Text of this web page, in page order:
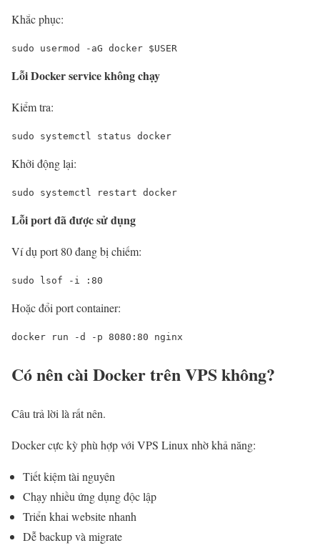
Khắc phục:
sudo usermod -aG docker $USER
Lỗi Docker service không chạy
Kiểm tra:
sudo systemctl status docker
Khởi động lại:
sudo systemctl restart docker
Lỗi port đã được sử dụng
Ví dụ port 80 đang bị chiếm:
sudo lsof -i :80
Hoặc đổi port container:
docker run -d -p 8080:80 nginx
Có nên cài Docker trên VPS không?
Câu trả lời là rất nên.
Docker cực kỳ phù hợp với VPS Linux nhờ khả năng:
Tiết kiệm tài nguyên
Chạy nhiều ứng dụng độc lập
Triển khai website nhanh
Dễ backup và migrate